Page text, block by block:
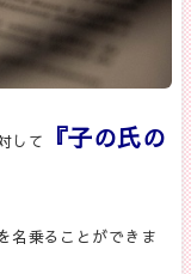
して
『子の氏の
名乗ることができま